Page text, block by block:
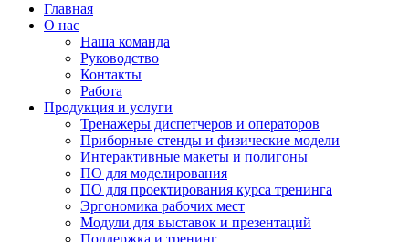
Главная
О нас
Наша команда
Руководство
Контакты
Работа
Продукция и услуги
Тренажеры диспетчеров и операторов
Приборные стенды и физические модели
Интерактивные макеты и полигоны
ПО для моделирования
ПО для проектирования курса тренинга
Эргономика рабочих мест
Модули для выставок и презентаций
Поддержка и тренинг